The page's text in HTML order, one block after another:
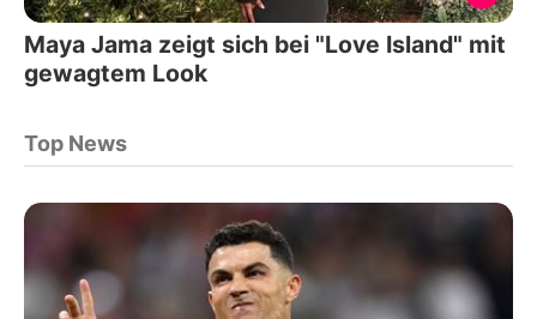
Maya Jama zeigt sich bei "Love Island" mit
gewagtem Look
Top News